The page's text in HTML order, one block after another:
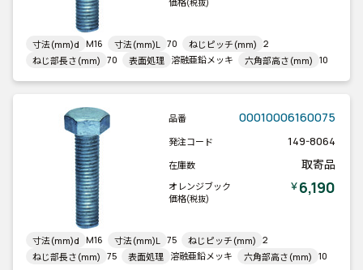
(税抜)
寸法(mm)d M16 寸法(mm)L 70 ねじピッチ(mm) 2
ねじ部長さ(mm) 70 表面処理 溶融亜鉛メッキ 六角部高さ(mm) 10
品番 00010006160075
発注コード 149-8064
在庫数 取寄品
オレンジブック
価格(税抜)
￥6,190
寸法(mm)d M16 寸法(mm)L 75 ねじピッチ(mm) 2
ねじ部長さ(mm) 75 表面処理 溶融亜鉛メッキ 六角部高さ(mm) 10